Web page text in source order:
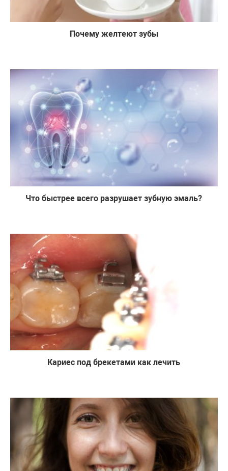
Почему желтеют зубы
Что быстрее всего разрушает зубную эмаль?
Кариес под брекетами как лечить